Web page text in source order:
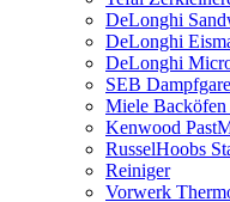
DeLonghi
DeLonghi
DeLonghi
SEB
Miele
Kenwood
RusselHoobs
Reiniger
Vorwerk